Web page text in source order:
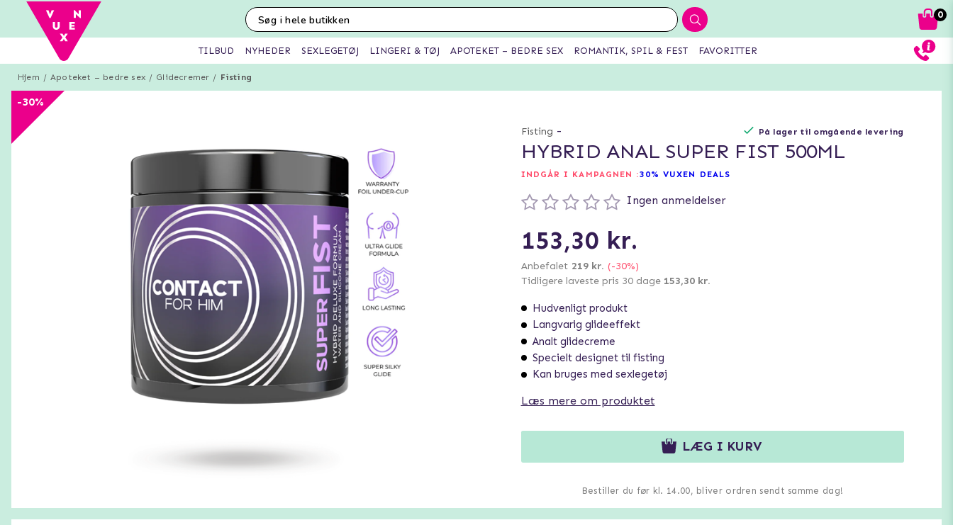
Hjem Apoteket – bedre sex Glidecremer Fisting
-30%
Fisting - På lager til omgående levering
HYBRID ANAL SUPER FIST 500ML
INDGÅR I KAMPAGNEN :30% VUXEN DEALS
Ingen anmeldelser
153,30 kr.
Anbefalet 219 kr. (-30%)
Tidligere laveste pris 30 dage 153,30 kr.
Hudvenligt produkt
Langvarig glideeffekt
Analt glidecreme
Specielt designet til fisting
Kan bruges med sexlegetøj
Læs mere om produktet
LÆG I KURV
Bestiller du før kl. 14.00, bliver ordren sendt samme dag!
0
TILBUD NYHEDER SEXLEGETØJ LINGERI & TØJ APOTEKET – BEDRE SEX ROMANTIK, SPIL & FEST FAVORITTER